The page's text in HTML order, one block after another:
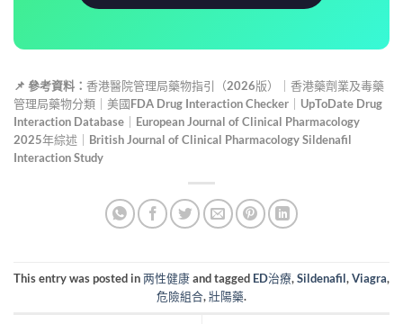
📌 參考資料： 香港醫院管理局藥物指引（2026版）｜香港藥劑業及毒藥
管理局藥物分類｜美國FDA Drug Interaction Checker｜UpToDate Drug
Interaction Database｜European Journal of Clinical Pharmacology
2025年綜述｜British Journal of Clinical Pharmacology Sildenafil
Interaction Study
This entry was posted in两性健康and tagged ED治療,Sildenafil,Viagra,
危險組合,壯陽藥.